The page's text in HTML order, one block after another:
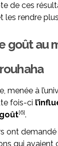
de ces
les rendre
goût au
menée à
fois-ci
[6].
ont
qui avaient